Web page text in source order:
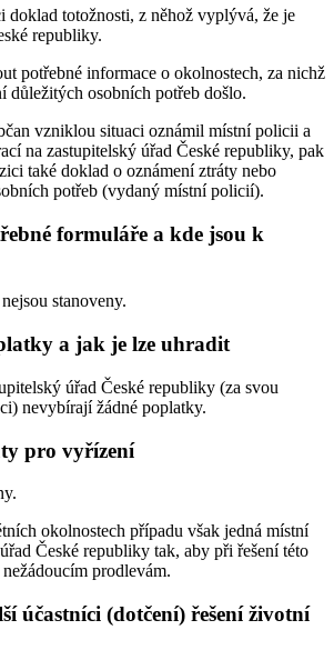
doklad totožnosti, z něhož vyplývá, že je
republiky.
potřebné informace o okolnostech, za nichž
důležitých osobních potřeb došlo.
vzniklou situaci oznámil místní policii a
na zastupitelský úřad České republiky, pak
také doklad o oznámení ztráty nebo
potřeb (vydaný místní policií).
formuláře a kde jsou k
stanoveny.
a jak je lze uhradit
úřad České republiky (za svou
nevybírají žádné poplatky.
pro vyřízení
okolnostech případu však jedná místní
České republiky tak, aby při řešení této
prodlevám.
účastníci (dotčení) řešení životní